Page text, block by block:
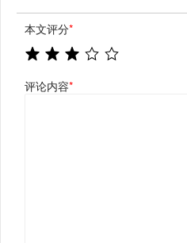
本文评分*
评论内容*